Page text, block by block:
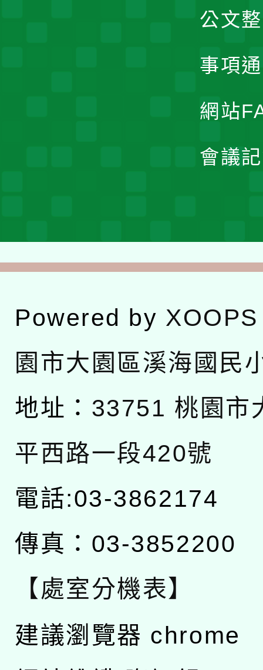
公文
事項
網站
會議
Powered by XOOPS
園市大園區溪海國民
地址： 33751 桃園市
平西路一段420號
電話:03-3862174
傳真：03-3852200
【處室分機表】
建議瀏覽器 chrome